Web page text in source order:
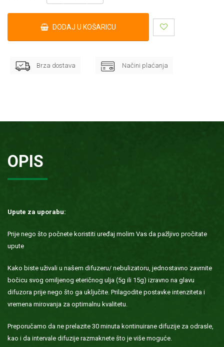
DODAJ U KOŠARICU
Brza dostava Načini plaćanja
OPIS
Upute za uporabu:
Prije nego što počnete koristiti uređaj molim Vas da pažljivo pročitate
upute
Kako biste uživali u našem difuzeru/ nebulizatoru, jednostavno zavrnite
bočicu svog omiljenog eteričnog ulja (5g ili 15g) izravno na glavu
difuzora prije nego što ga uključite. Prilagodite postavke intenziteta i
vremena mirovanja za optimalnu kvalitetu.
Preporučamo da ne prelazite 30 minuta kontinuirane difuzije za odrasle,
kao i da intervale difuzije razmaknete što je više moguće.